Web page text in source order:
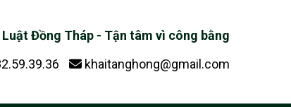
Luật Đồng Tháp - Tận tâm vì công bằng
khaitanghong@gmail.com